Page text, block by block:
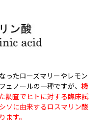
ったローズマリーやレモン
ェノールの一種ですが、 機
調査でヒトに対する臨床試
ソに由来するロスマリン酸
す。